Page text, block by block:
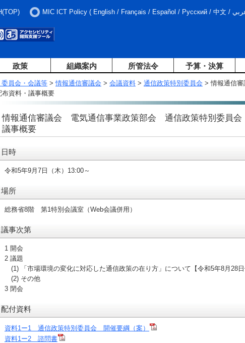
MIC ICT Policy ( English / Français / Español / Русский / 中文 /
政策 組織案内 所管法令 予算・決算
員会・会議等 >情報通信審議会 > 会議資料 > 通信政策特別委員会 > 情報通信
資料・議事概要
情報通信審議会 電気通信事業政策部会 通信政策特別委員会
議事概要
日時
令和5年9月7日（木）13:00～
場所
総務省8階 第1特別会議室（Web会議併用）
議事次第
1 開会
2 議題
(1) 「市場環境の変化に対応した通信政策の在り方」について【令和5年8月28日
(2) その他
3 閉会
配付資料
資料1ー1 通信政策特別委員会 開催要綱（案）
資料1ー2 諮問書